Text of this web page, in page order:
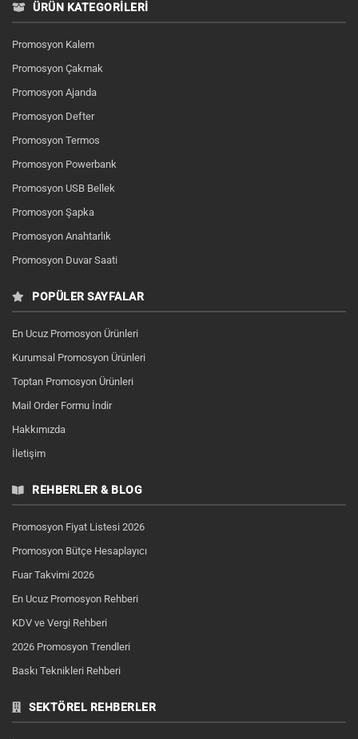
ÜRÜN KATEGORILERI
Promosyon Kalem
Promosyon Çakmak
Promosyon Ajanda
Promosyon Defter
Promosyon Termos
Promosyon Powerbank
Promosyon USB Bellek
Promosyon Şapka
Promosyon Anahtarlık
Promosyon Duvar Saati
POPÜLER SAYFALAR
En Ucuz Promosyon Ürünleri
Kurumsal Promosyon Ürünleri
Toptan Promosyon Ürünleri
Mail Order Formu İndir
Hakkımızda
İletişim
REHBERLER & BLOG
Promosyon Fiyat Listesi 2026
Promosyon Bütçe Hesaplayıcı
Fuar Takvimi 2026
En Ucuz Promosyon Rehberi
KDV ve Vergi Rehberi
2026 Promosyon Trendleri
Baskı Teknikleri Rehberi
SEKTÖREL REHBERLER